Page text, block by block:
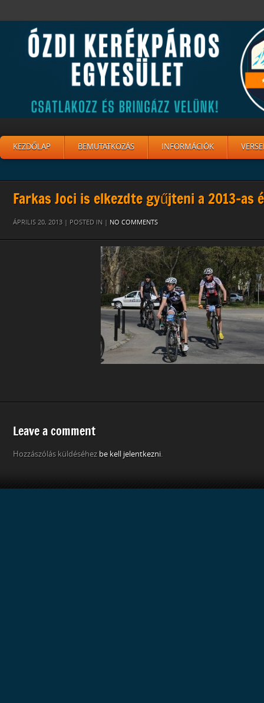
KEZDŐLAP BEMUTATKOZÁS INFORMÁCIÓK
Farkas Joci is elkezdte gyűjteni a 2013-as
ÁPRILIS 20, 2013 | POSTED IN | NO COMMENTS
Leave a comment
Hozzászólás küldéséhez be kell jelentkezni.